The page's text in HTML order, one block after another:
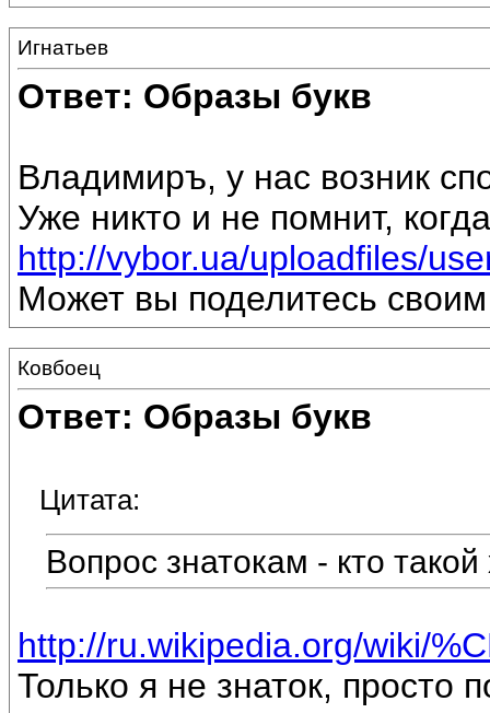
Игнатьев
Ответ: Образы букв
Владимиръ, у нас возник
Уже никто и не помнит,
http://vybor.ua/uploadfiles/
Может вы поделитесь
Ковбоец
Ответ: Образы букв
Цитата:
Вопрос знатокам - кто такой
http://ru.wikipedia.org/wiki/
Только я не знаток, просто